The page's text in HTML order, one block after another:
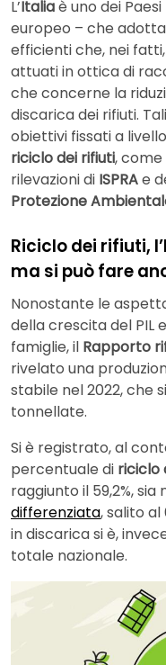
L’Italiaè uno dei
europeo – che
efficienti che, nei
attuati in ottica di
che concerne la
discarica dei rifiuti.
obiettivi fissati a
riciclo dei rifiuti,
rilevazioni di ISPRAe
Protezione
Riciclo dei rifiuti,
ma si può fare
Nonostante le
della crescita del PIL
famiglie, il Rapporto
rivelato una
stabile nel 2022, che
tonnellate.
Si è registrato, al
percentuale di riciclo
raggiunto il 59,2%, sia
differenziata, salito al
in discarica si è,
totale nazionale.